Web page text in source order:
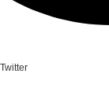
Twitter